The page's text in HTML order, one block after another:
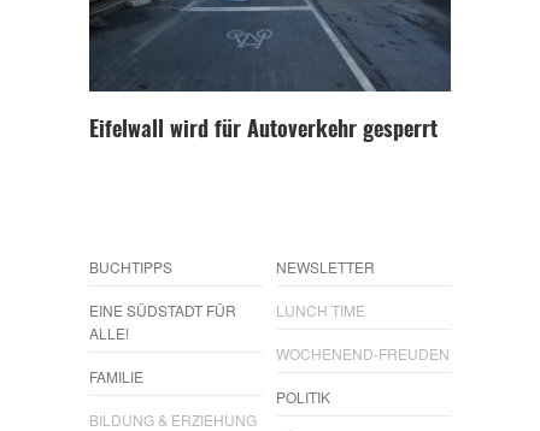
Eifelwall wird für Autoverkehr gesperrt
BUCHTIPPS
EINE SÜDSTADT FÜR
ALLE!
FAMILIE
BILDUNG & ERZIEHUNG
NEWSLETTER
LUNCH TIME
WOCHENEND-FREUDEN
POLITIK